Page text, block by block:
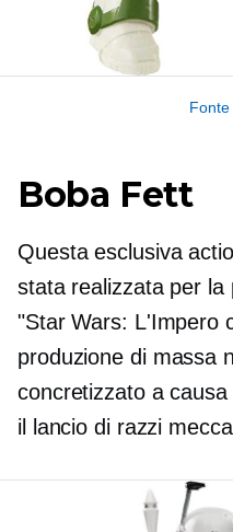
Boba Fett
Questa esclusiva
stata realizzata per la
"Star Wars: L'Impero
produzione di massa
concretizzato a
il
lancio di razzi